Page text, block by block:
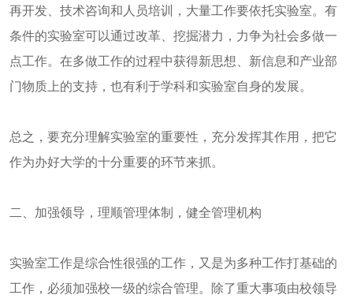
再开发、技术咨询和人员培训，大量工作要依托实验室。有
条件的实验室可以通过改革、挖掘潜力，力争为社会多做一
点工作。在多做工作的过程中获得新思想、新信息和产业部
门物质上的支持，也有利于学科和实验室自身的发展。
总之，要充分理解实验室的重要性，充分发挥其作用，把它
作为办好大学的十分重要的环节来抓。
二、加强领导，理顺管理体制，健全管理机构
实验室工作是综合性很强的工作，又是为多种工作打基础的
工作，必须加强校一级的综合管理。除了重大事项由校领导